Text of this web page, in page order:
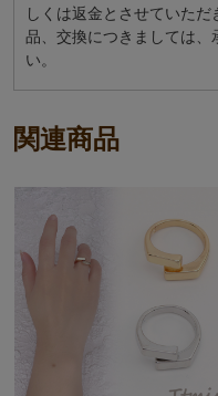
しくは返金とさせていた
品、交換につきましては、
い。
関連商品